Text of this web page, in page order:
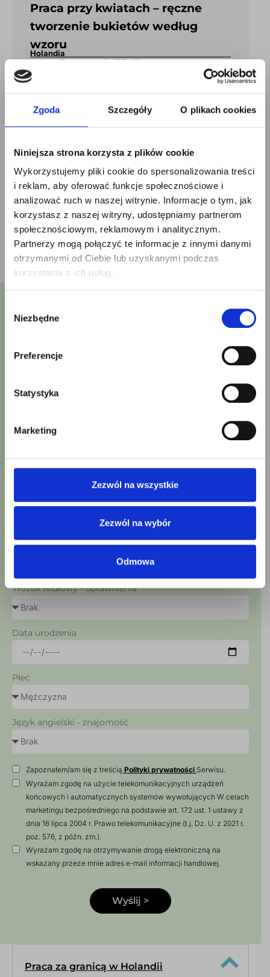
Zgoda Szczegóły O plikach cookies
Niniejsza strona korzysta z plików cookie
Wykorzystujemy pliki cookie do spersonalizowania treści
i reklam, aby oferować funkcje społecznościowe i
analizować ruch w naszej witrynie. Informacje o tym, jak
korzystasz z naszej witryny, udostępniamy partnerom
społecznościowym, reklamowym i analitycznym.
Partnerzy mogą połączyć te informacje z innymi danymi
otrzymanymi od Ciebie lub uzyskanymi podczas
korzystania z ich usług.
zgody
Niezbędne
Preferencje
Statystyka
Marketing
Zezwól na wszystkie
Zezwól na wybór
Odmowa
Praca przy kwiatach – ręczne
tworzenie bukietów według
wzoru
Holandia
17,84
EURO
Bądźmy w kontakcie!
Numer telefonu
Prawo jazdy kat. B
Wózek widłowy - uprawnienia
Data urodzenia
Płeć
Język angielski - znajomość
Zapoznałem/am się z treścią Polityki prywatności Serwisu.
Wyrażam zgodę na użycie telekomunikacyjnych urządzeń
końcowych i automatycznych systemów wywołujących W celach
marketingu bezpośredniego na podstawie art. 172 ust. 1 ustawy z
dnia 16 lipca 2004 r. Prawo telekomunikacyjne (t.j. Dz. U. z 2021 r.
poz. 576, z późn. zm.).
Wyrażam zgodę na otrzymywanie drogą elektroniczną na
wskazany przeze mnie adres e-mail informacji handlowej.
Wyślij >
Praca za granicą w Holandii